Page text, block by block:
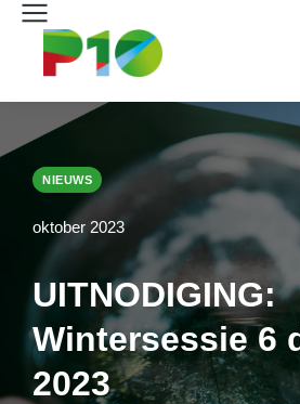
NIEUWS
oktober 2023
UITNODIGING:
Wintersessie 6
2023